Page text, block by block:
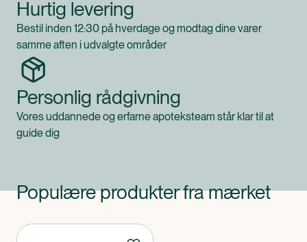
Hurtig levering
Bestil inden 12:30 på hverdage og modtag dine varer
samme aften i udvalgte områder
Personlig rådgivning
Vores uddannede og erfarne apoteksteam står klar til at
guide dig
Populære produkter fra mærket
Produkter